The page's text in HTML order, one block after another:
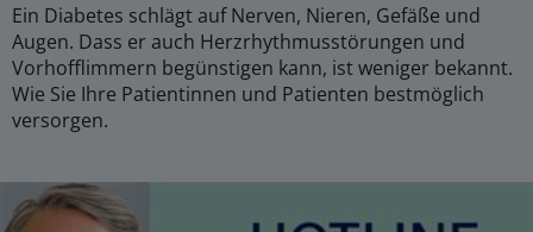
Ein Diabetes schlägt auf Nerven, Nieren, Gefäße und
Augen. Dass er auch Herzrhythmusstörungen und
Vorhofflimmern begünstigen kann, ist weniger bekannt.
Wie Sie Ihre Patientinnen und Patienten bestmöglich
versorgen.